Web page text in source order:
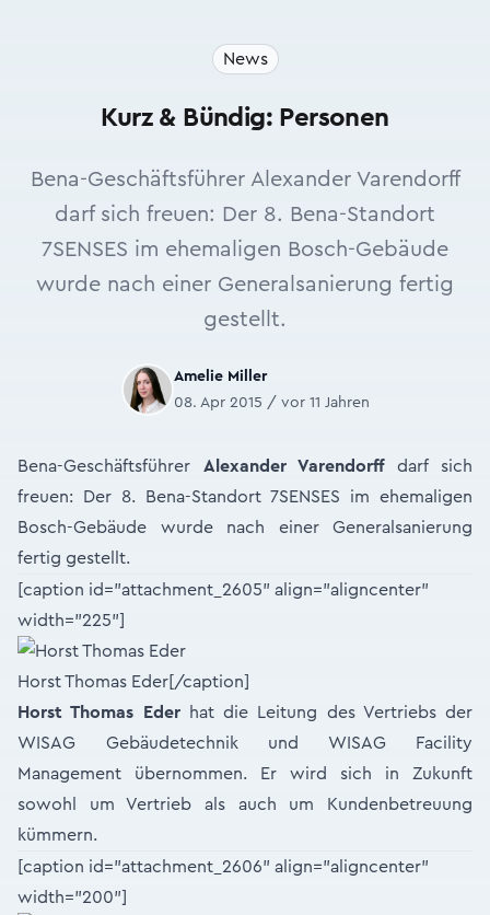
News
Kurz & Bündig: Personen
Bena-Geschäftsführer Alexander Varendorff
darf sich freuen: Der 8. Bena-Standort
7SENSES im ehemaligen Bosch-Gebäude
wurde nach einer Generalsanierung fertig
gestellt.
Amelie Miller
08. Apr 2015 / vor 11 Jahren
Bena-Geschäftsführer Alexander Varendorffdarf sich
freuen: Der 8. Bena-Standort 7SENSES im ehemaligen
Bosch-Gebäude wurde nach einer Generalsanierung
fertig gestellt.
[caption id="attachment_2605" align="aligncenter"
width="225"]
Horst Thomas Eder[/caption]
Horst Thomas Ederhat die Leitung des Vertriebs der
WISAG Gebäudetechnik und WISAG Facility
Management übernommen. Er wird sich in Zukunft
sowohl um Vertrieb als auch um Kundenbetreuung
kümmern.
[caption id="attachment_2606" align="aligncenter"
width="200"]